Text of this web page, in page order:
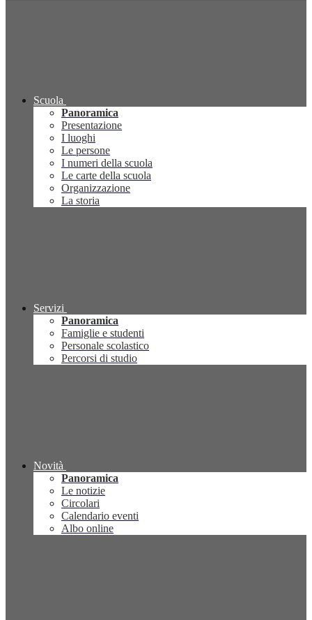
Scuola
Panoramica
Presentazione
I luoghi
Le persone
I numeri della scuola
Le carte della scuola
Organizzazione
La storia
Servizi
Panoramica
Famiglie e studenti
Personale scolastico
Percorsi di studio
Novità
Panoramica
Le notizie
Circolari
Calendario eventi
Albo online